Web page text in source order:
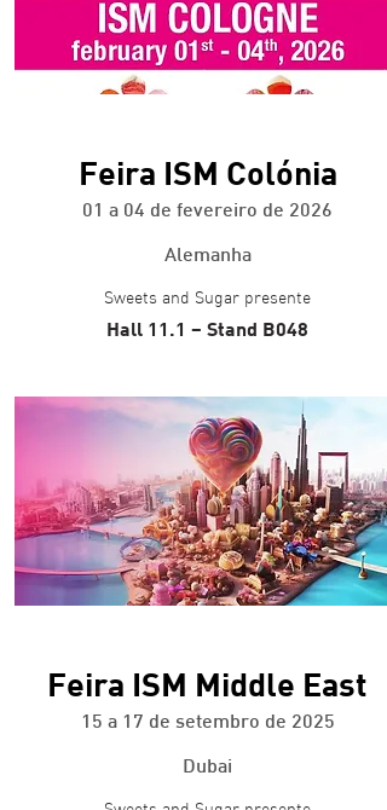
Feira ISM Colónia
01 a 04 de fevereiro de 2026
Alemanha
Sweets and Sugar presente
Hall 11.1 – Stand B048
Feira ISM Middle East
15 a 17 de setembro de 2025
Dubai